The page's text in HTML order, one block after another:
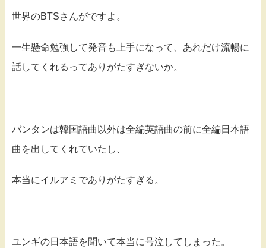
世界のBTSさんがですよ。
一生懸命勉強して発音も上手になって、あれだけ流暢に
話してくれるってありがたすぎないか。
バンタンは韓国語曲以外は全編英語曲の前に全編日本語
曲を出してくれていたし、
本当にイルアミでありがたすぎる。
ユンギの日本語を聞いて本当に号泣してしまった。